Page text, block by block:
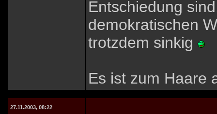
Entschiedung
demokratischen
trotzdem sinkig
Es ist zum Haare
27.11.2003, 08:22